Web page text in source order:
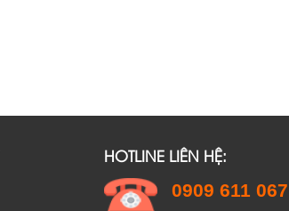
HOTLINE LIÊN HỆ:
0909 611 067